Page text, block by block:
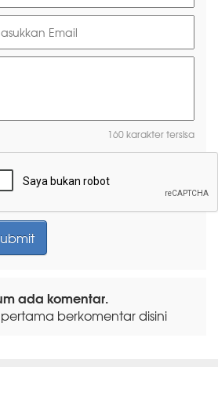
160 karakter tersisa
ada komentar.
berkomentar disini